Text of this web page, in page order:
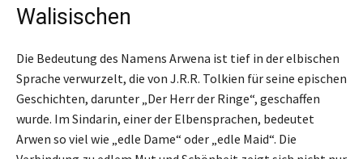
Walisischen
Die Bedeutung des Namens Arwena ist tief in der elbischen
Sprache verwurzelt, die von J.R.R. Tolkien für seine epischen
Geschichten, darunter „Der Herr der Ringe“, geschaffen
wurde. Im Sindarin, einer der Elbensprachen, bedeutet
Arwen so viel wie „edle Dame“ oder „edle Maid“. Die